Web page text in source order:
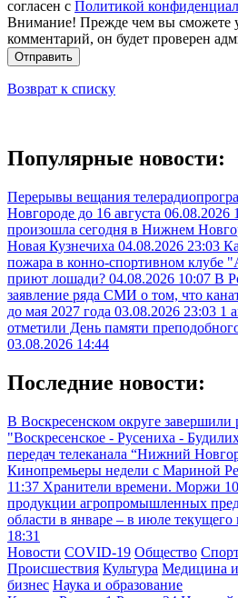
согласен с Политикой
Внимание! Прежде чем вы сможете
комментарий, он будет проверен
Отправить
Возврат к списку
Популярные новости:
Перерывы вещания
Новгороде до 16 августа 06.08.2026
произошла сегодня в Нижнем
Новая Кузнечиха 04.08.2026 23:03
пожара в конно-спортивном клубе
приют лошади? 04.08.2026 10:07 В
заявление ряда СМИ о том, что
до мая 2027 года 03.08.2026 23:03 1
отметили День памяти
03.08.2026 14:44
Последние новости:
В Воскресенском округе завершили
"Воскресенское - Русениха -
передач телеканала “Нижний
Кинопремьеры недели с Мариной
11:37 Хранители времени. Моржи
продукции агропромышленных
области в январе – в июле
18:31
Новости COVID-19 Общество
Происшествия Культура Медицина и
бизнес Наука и образование